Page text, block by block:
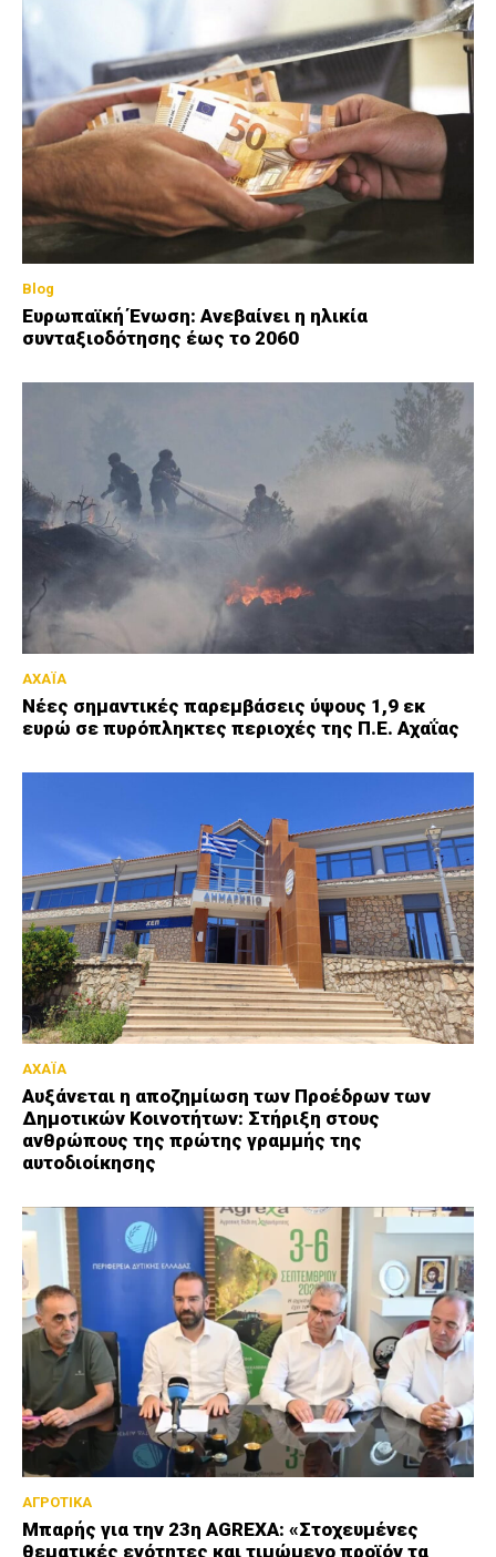
Blog
Ευρωπαϊκή Ένωση: Ανεβαίνει η ηλικία
συνταξιοδότησης έως το 2060
ΑΧΑΪΑ
Νέες σημαντικές παρεμβάσεις ύψους 1,9 εκ
ευρώ σε πυρόπληκτες περιοχές της Π.Ε. Αχαΐας
ΑΧΑΪΑ
Αυξάνεται η αποζημίωση των Προέδρων των
Δημοτικών Κοινοτήτων: Στήριξη στους
ανθρώπους της πρώτης γραμμής της
αυτοδιοίκησης
ΑΓΡΟΤΙΚΑ
Μπαρής για την 23η AGREXA: «Στοχευμένες
θεματικές ενότητες και τιμώμενο προϊόν τα